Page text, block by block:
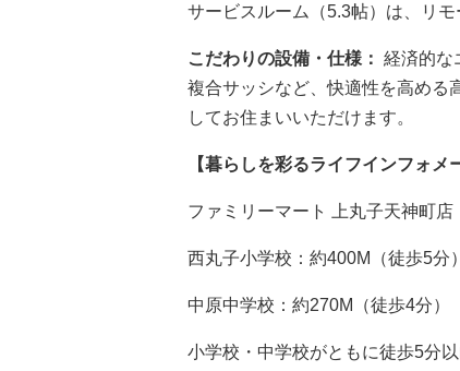
サービスルーム（5.3帖）は、リ
こだわりの設備・仕様： 経済的な
複合サッシなど、快適性を高める
してお住まいいただけます。
【暮らしを彩るライフインフォメ
ファミリーマート 上丸子天神町店
西丸子小学校：約400M（徒歩5分）
中原中学校：約270M（徒歩4分）
小学校・中学校がともに徒歩5分